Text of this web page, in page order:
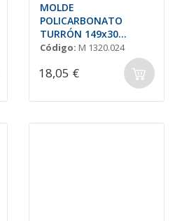
MOLDE
POLICARBONATO
TURRÓN 149x30
H=18mm (7und.)
Código: M 1320.024
18,05 €